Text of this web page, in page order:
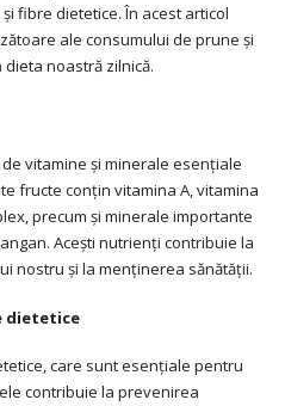
fibre dietetice. În acest articol
ale consumului de prune și
noastră zilnică.
vitamine și minerale esențiale
fructe conțin vitamina A, vitamina
precum și minerale importante
Acești nutrienți contribuie la
nostru și la menținerea sănătății.
dietetice
care sunt esențiale pentru
contribuie la prevenirea